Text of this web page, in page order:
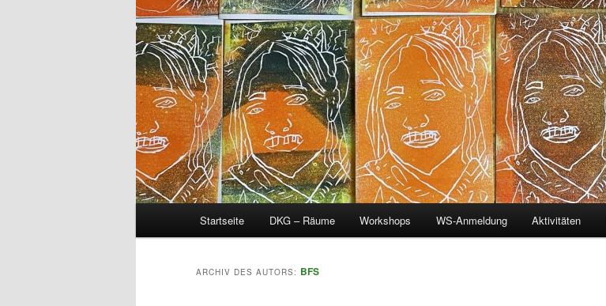
Startseite DKG – Räume Workshops WS-Anmeldung Aktivitäten
ARCHIV DES AUTORS: BFS